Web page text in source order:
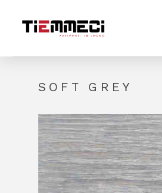
SOFT GREY